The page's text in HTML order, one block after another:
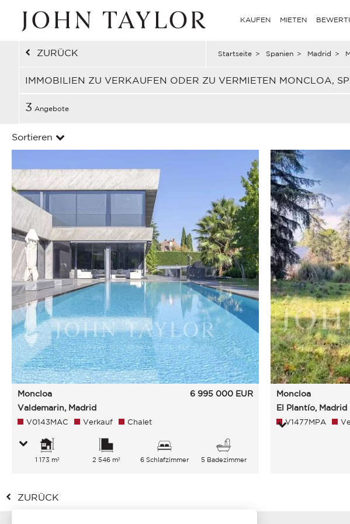
KAUFEN MIETEN
ZURÜCK Startseite > Spanien > Madrid >
IMMOBILIEN ZU VERKAUFEN ODER ZU VERMIETEN MONCLOA,
3 Angebote
Sortieren
Moncloa
Valdemarin, Madrid
6 995 000 EUR
V0143MAC Verkauf Chalet
1 173 m² 2 546 m² 6 Schlafzimmer 5 Badezimmer
Moncloa
El Plantío, Madrid
V1477MPA
ZURÜCK